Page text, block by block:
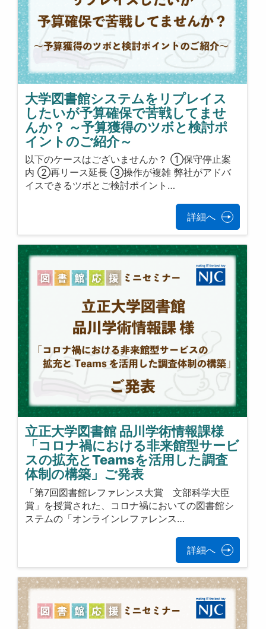
大学図書館システムをリプレイス
したいが予算確保で苦戦してませ
んか？ ～予算獲得のツボと検討ポ
イントのご紹介～
以下のケースはございませんか？ ①保守停止案
内 ②再リース延長 ③操作が複雑 弊社がアドバ
イスできるツボとご検討ポイント…
詳細へ
立正大学図書館 品川学術情報課様
「コロナ禍における非来館型サービ
スの拡充とTeamsを活用した調査
体制の構築」ご発表
「第7回図書館レファレンス大賞 文部科学大臣
賞」を授賞された、コロナ禍においての図書館シ
ステムの「オンラインレファレンス…
詳細へ